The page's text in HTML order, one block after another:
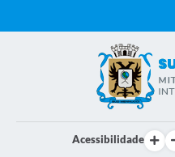
Acessibilidade